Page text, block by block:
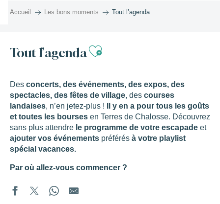
Accueil Les bons moments Tout l’agenda
Tout l’agendaAjouter aux
Des concerts, des événements, des expos, des
spectacles, des fêtes de village, des courses
landaises, n’en jetez-plus !
Il y en a pour tous les goûts
et toutes les bourses en Terres de Chalosse. Découvrez
sans plus attendre le programme de votre escapade et
ajouter vos événements préférés à votre playlist
spécial vacances.
Par où allez-vous commencer ?